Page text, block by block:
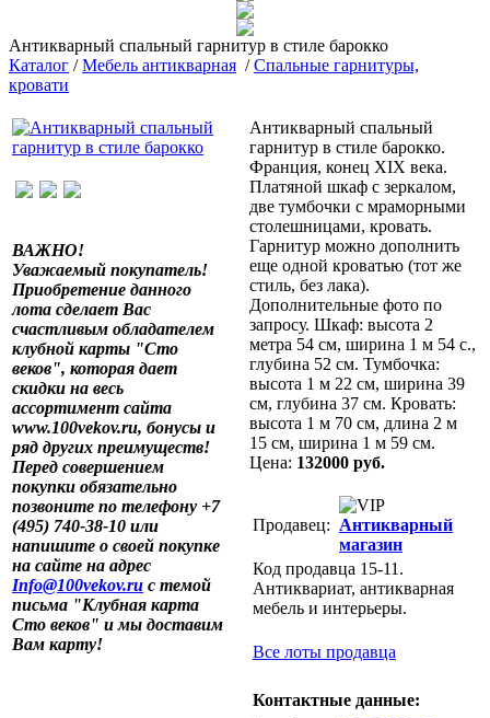
Антикварный спальный гарнитур в стиле барокко
Каталог /Мебель антикварная /Спальные гарнитуры,
кровати
ВАЖНО!
Уважаемый покупатель!
Приобретение данного
лота сделает Вас
счастливым обладателем
клубной карты "Сто
веков", которая дает
скидки на весь
ассортимент сайта
www.100vekov.ru, бонусы и
ряд других преимуществ!
Перед совершением
покупки обязательно
позвоните по телефону +7
(495) 740-38-10 или
напишите о своей покупке
на сайте на адрес
Info@100vekov.ru с темой
письма "Клубная карта
Сто веков" и мы доставим
Вам карту!
Антикварный спальный
гарнитур в стиле барокко.
Франция, конец XIX века.
Платяной шкаф с зеркалом,
две тумбочки с мраморными
столешницами, кровать.
Гарнитур можно дополнить
еще одной кроватью (тот же
стиль, без лака).
Дополнительные фото по
запросу. Шкаф: высота 2
метра 54 см, ширина 1 м 54 с.,
глубина 52 см. Тумбочка:
высота 1 м 22 см, ширина 39
см, глубина 37 см. Кровать:
высота 1 м 70 см, длина 2 м
15 см, ширина 1 м 59 см.
Цена: 132000 руб.
Продавец: Антикварный
магазин
Код продавца 15-11.
Антиквариат, антикварная
мебель и интерьеры.
Все лоты продавца
Контактные данные: